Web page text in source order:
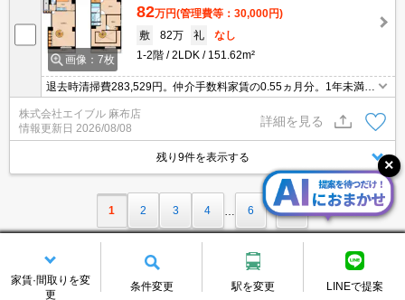
画像：7枚
82万円(管理費等：30,000円)
敷
82万 礼
なし
1-2階
2LDK 151.62m²
退去時清掃費283,529円。仲介手数料家賃の0.55ヵ月分。1年未満の
解約時、違約金1ヶ月分発生。ペット応相談。楽器応相談。食器洗
浄機付き。床暖房。人気の青山・表参道エリア。
株式会社エイブル 麻布店
情報更新日 2026/08/08
詳細を見る
残り9件を表示する
1 2 3 4 6
家賃·間取りを変
更
条件変更 駅を変更 LINEで提案